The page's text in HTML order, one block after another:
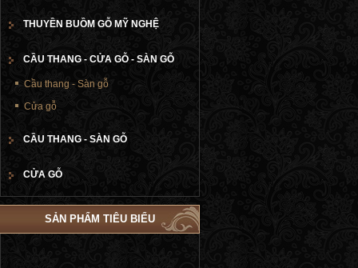
THUYỀN BUỒM GỖ MỸ NGHỆ
CẦU THANG - CỬA GỖ - SÀN GỖ
Cầu thang - Sàn gỗ
Cửa gỗ
CẦU THANG - SÀN GỖ
CỬA GỖ
SẢN PHẨM TIÊU BIỂU